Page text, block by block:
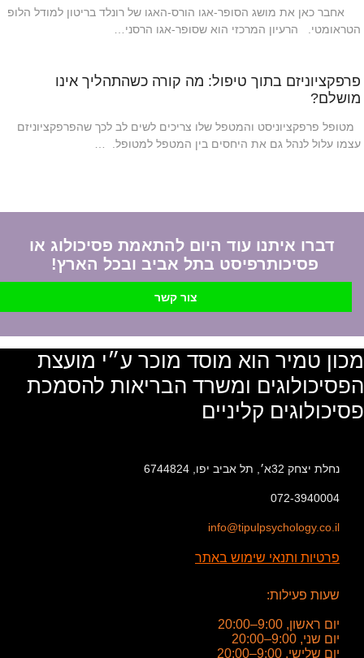
אחבר כאן את מושג הסופר-אגו הורס-האגו של רונלד בריטון למודל הלופ
הטראומטי. הרעיון המרכזי הוא שסופר-אגו הרסני…
פרפקציוניזם בתוך טיפול: מה קורה כשהתהליך אינו
מושלם?
מטופל פרפקציוניסט והמטפל שלו צריכים לשים לב לכך שהפרפקציוניזם
עצמו עלול לנהל גם את היחסים בין המטפל למטופל. …
דברו איתנו עוד היום להתאמת פסיכולוג או
פסיכותרפיסט בתל אביב ובכל הארץ!
צור קשר
מכון טמיר הוא מוסד מוכר ע״י מועצת
הפסיכולוגים ומשרד הבריאות להסמכת
פסיכולוגים קליניים
נחלת יצחק 32א׳, תל אביב יפו, 6744824
072-3940004
info@tipulpsychology.co.il
פרטיות ותנאי שימוש באתר
שעות פעילות:
יום ראשון, 9:00–20:00
יום שני, 9:00–20:00
יום שלישי, 9:00–20:00